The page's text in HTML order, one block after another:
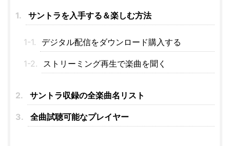
サントラを入手する＆楽しむ方法
デジタル配信をダウンロード購入する
ストリーミング再生で楽曲を聞く
サントラ収録の全楽曲名リスト
全曲試聴可能なプレイヤー